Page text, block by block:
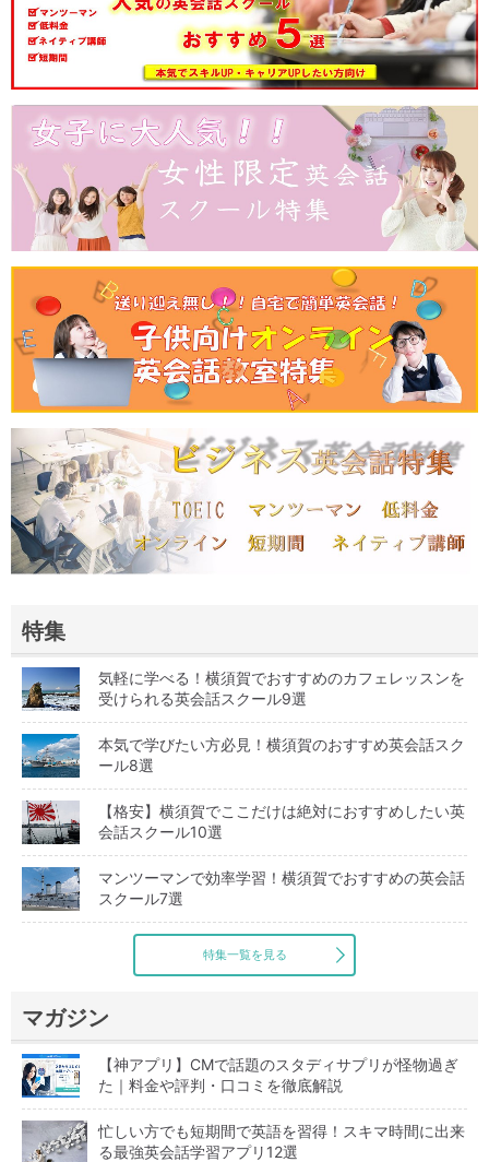
特集
気軽に学べる！横須賀でおすすめのカフェレッスンを
受けられる英会話スクール9選
本気で学びたい方必見！横須賀のおすすめ英会話スク
ール8選
【格安】横須賀でここだけは絶対におすすめしたい英
会話スクール10選
マンツーマンで効率学習！横須賀でおすすめの英会話
スクール7選
特集一覧を見る
マガジン
【神アプリ】CMで話題のスタディサプリが怪物過ぎ
た｜料金や評判・口コミを徹底解説
忙しい方でも短期間で英語を習得！スキマ時間に出来
る最強英会話学習アプリ12選